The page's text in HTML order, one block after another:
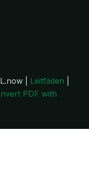
| Leitfäden
PDF with